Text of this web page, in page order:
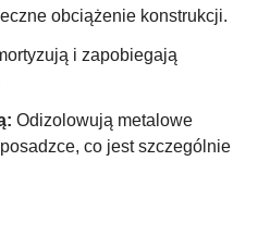
obciążenie konstrukcji.
i zapobiegają
Odizolowują metalowe
co jest szczególnie